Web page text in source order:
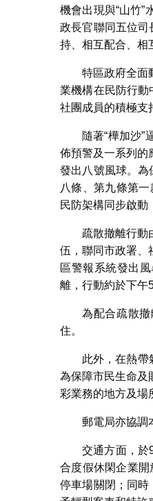
機會出現與“山竹
政長官聯同五位司
持、相互配合、相
特區政府全面
業機構在民防行動
社團成員的積極支
隨著“樺加沙
佈預警及一系列的
發出八號風球。
八條、第九條第
民防架構同步啟
疏散撤離行動
伍，聯同市政署、
區警報系統發出
離，行動約於下午
為配合疏散
住。
此外，在熱帶
為保障市民生命及
彩業務的地方及場
郵電局亦協調
交通方面，於
合度假休閑企業
停車場關閉；同